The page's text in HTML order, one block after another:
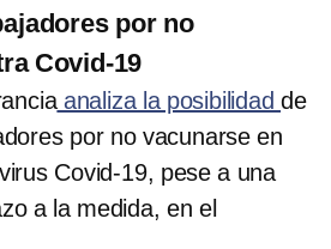
por no
Covid-19
analiza la posibilidadde
por no vacunarse en
Covid-19, pese a una
a la medida, en el